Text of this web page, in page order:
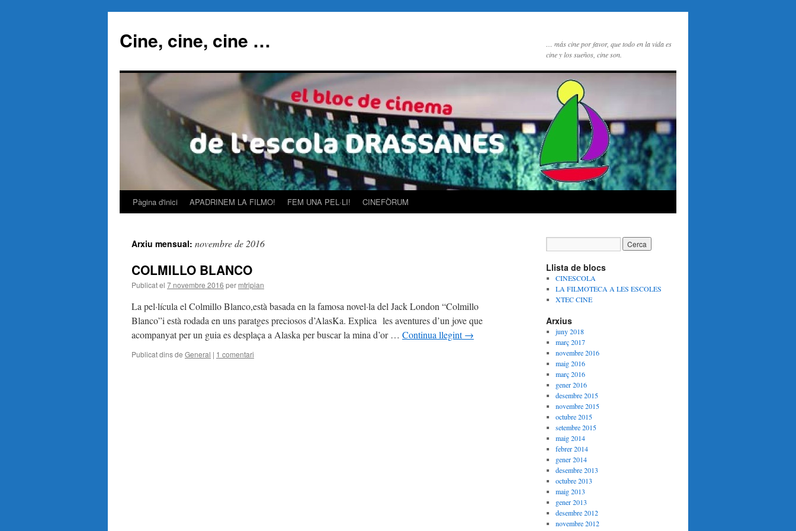
Cine, cine, cine …
… más cine por favor, que todo en la vida es
cine y los sueños, cine son.
Vés
contingut
Pàgina d'inici APADRINEM LA FILMO! FEM UNA PEL·LI! CINEFÒRUM
Arxiu mensual: novembre de 2016
COLMILLO BLANCO
Publicat el 7 novembre 2016 per mtripian
La pel·lícula el Colmillo Blanco,està basada en la famosa novel·la del Jack London “Colmillo
Blanco”i està rodada en uns paratges preciosos d’AlasKa. Explica les aventures d’un jove que
acompanyat per un guia es desplaça a Alaska per buscar la mina d’or … Continua llegint→
Publicat dins de General | 1 comentari
Llista de blocs
CINESCOLA
LA FILMOTECA A LES ESCOLES
XTEC CINE
Arxius
juny 2018
març 2017
novembre 2016
maig 2016
març 2016
gener 2016
desembre 2015
novembre 2015
octubre 2015
setembre 2015
maig 2014
febrer 2014
gener 2014
desembre 2013
octubre 2013
maig 2013
gener 2013
desembre 2012
novembre 2012